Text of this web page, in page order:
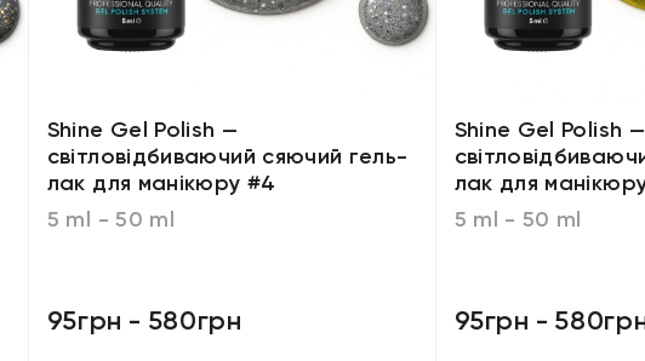
Shine Gel Polish —
світловідбиваючий сяючий гель-
лак для манікюру #4
5 ml - 50 ml
95грн - 580грн
Shine Gel Polish —
лак для
5 ml - 50 ml
95грн -